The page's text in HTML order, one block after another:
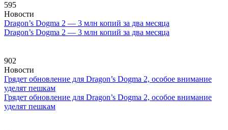
595
Новости
Dragon’s Dogma 2 — 3 млн копий за два месяца
Dragon’s Dogma 2 — 3 млн копий за два месяца
902
Новости
Грядет обновление для Dragon’s Dogma 2, особое внимание
уделят пешкам
Грядет обновление для Dragon’s Dogma 2, особое внимание
уделят пешкам